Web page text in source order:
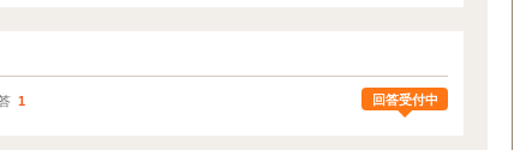
1 回答受付中